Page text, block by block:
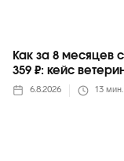
Как за 8 месяцев
359 ₽: кейс
6.8.2026 13 мин.